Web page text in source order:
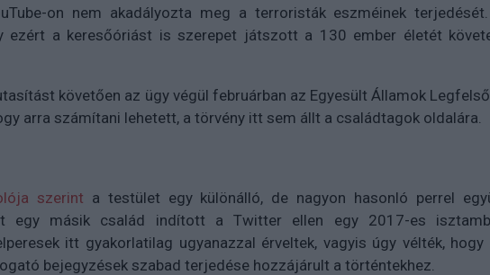
on nem akadályozta meg a terroristák eszméinek
ezért a keresőóriást is szerepet játszott a 130 ember életét
követően az ügy végül februárban az Egyesült Államok
arra számítani lehetett, a törvény itt sem állt a családtagok oldalára.
szerint a testület egy különálló, de nagyon hasonló perrel
egy másik család indított a Twitter ellen egy 2017-es
itt gyakorlatilag ugyanazzal érveltek, vagyis úgy vélték, hogy
bejegyzések szabad terjedése hozzájárult a történtekhez.